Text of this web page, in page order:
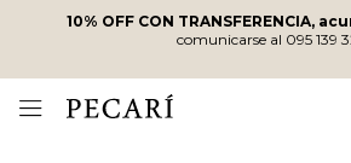
10% OFF CON TRANSFERENCIA,
comunicarse al 095 139
